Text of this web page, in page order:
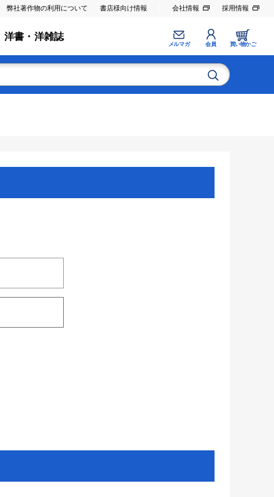
弊社著作物の利用について 書店様向け情報 会社情報 採用情報
洋書・洋雑誌
メルマガ 会員 買い物かご